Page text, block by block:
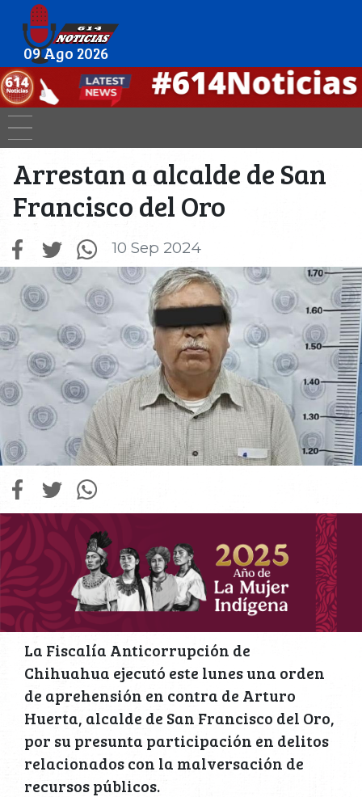
09 Ago 2026
Arrestan a alcalde de San
Francisco del Oro
10 Sep 2024
La Fiscalía Anticorrupción de
Chihuahua ejecutó este lunes una orden
de aprehensión en contra de Arturo
Huerta, alcalde de San Francisco del Oro,
por su presunta participación en delitos
relacionados con la malversación de
recursos públicos.